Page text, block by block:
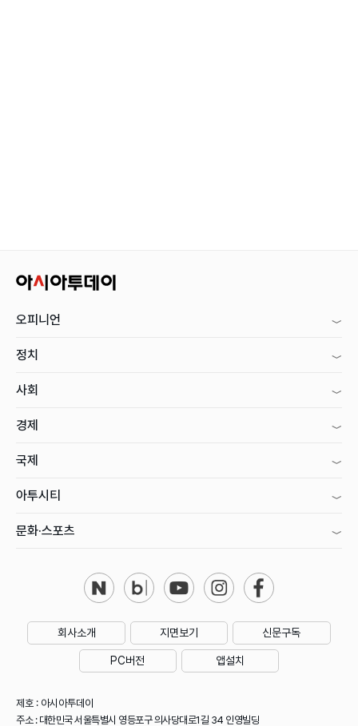
오피니언
정치
사회
경제
국제
아투시티
문화·스포츠
회사소개 지면보기 신문구독
PC버전 앱설치
제호 : 아시아투데이
주소 : 대한민국 서울특별시 영등포구 의사당대로1길 34 인영빌딩